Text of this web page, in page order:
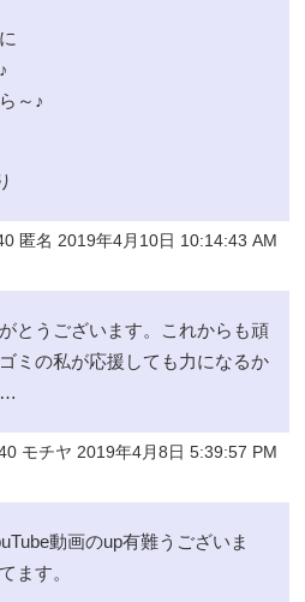
～♪
匿名 2019年4月10日 10:14:43 AM
とうございます。これからも頑
ミの私が応援しても力になるか
…
モチヤ 2019年4月8日 5:39:57 PM
動画のup有難うございま
ます。